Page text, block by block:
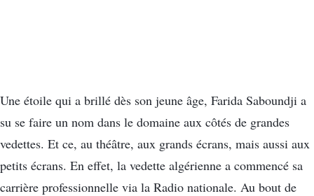
Une étoile qui a brillé dès son jeune âge, Farida Saboundji a
su se faire un nom dans le domaine aux côtés de grandes
vedettes. Et ce, au théâtre, aux grands écrans, mais aussi aux
petits écrans. En effet, la vedette algérienne a commencé sa
carrière professionnelle via la Radio nationale. Au bout de